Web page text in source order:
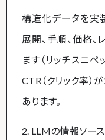
構造化データを実
展開、手順、価格
ます（リッチスニ
CTR（クリック率）
あります。
2. LLMの情報ソー